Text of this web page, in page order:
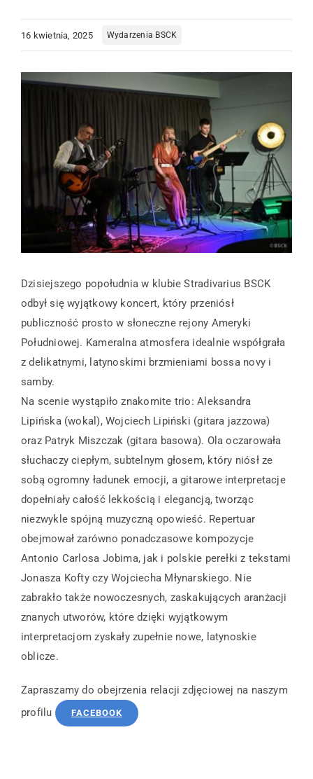
Centrum Informacji Turystycznej
Kompleks Tężnia
16 kwietnia, 2025 Wydarzenia BSCK
Dzisiejszego popołudnia w klubie Stradivarius BSCK
odbył się wyjątkowy koncert, który przeniósł
publiczność prosto w słoneczne rejony Ameryki
Południowej. Kameralna atmosfera idealnie współgrała
z delikatnymi, latynoskimi brzmieniami bossa novy i
samby.
Na scenie wystąpiło znakomite trio: Aleksandra
Lipińska (wokal), Wojciech Lipiński (gitara jazzowa)
oraz Patryk Miszczak (gitara basowa). Ola oczarowała
słuchaczy ciepłym, subtelnym głosem, który niósł ze
sobą ogromny ładunek emocji, a gitarowe interpretacje
dopełniały całość lekkością i elegancją, tworząc
niezwykle spójną muzyczną opowieść. Repertuar
obejmował zarówno ponadczasowe kompozycje
Antonio Carlosa Jobima, jak i polskie perełki z tekstami
Jonasza Kofty czy Wojciecha Młynarskiego. Nie
zabrakło także nowoczesnych, zaskakujących aranżacji
znanych utworów, które dzięki wyjątkowym
interpretacjom zyskały zupełnie nowe, latynoskie
oblicze.
Zapraszamy do obejrzenia relacji zdjęciowej na naszym
profilu
FACEBOOK